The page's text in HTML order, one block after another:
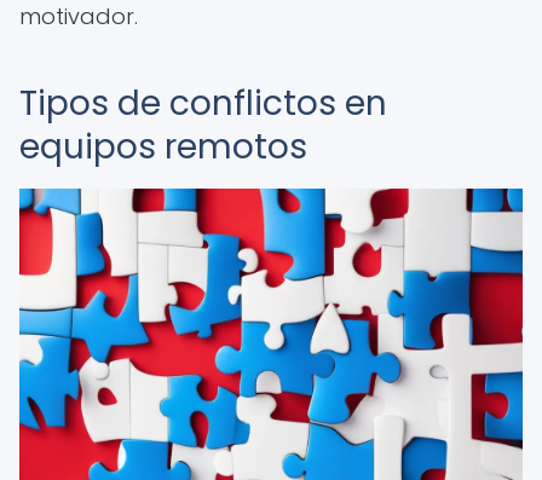
motivador.
Tipos de conflictos en
equipos remotos